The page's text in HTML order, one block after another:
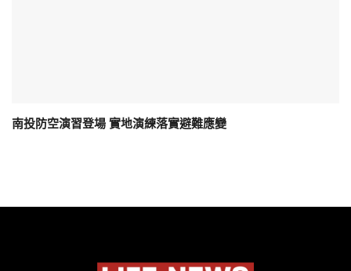
南投防空演習登場 實地演練落實避難應變